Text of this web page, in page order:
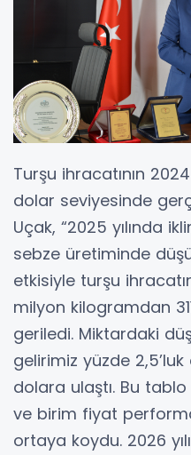
Turşu ihracatının
dolar seviyesinde
Uçak, “2025 yılında
sebze üretiminde
etkisiyle turşu
milyon kilogramdan
geriledi. Miktardaki
gelirimiz yüzde
dolara ulaştı. Bu
ve birim fiyat
ortaya koydu. 2026